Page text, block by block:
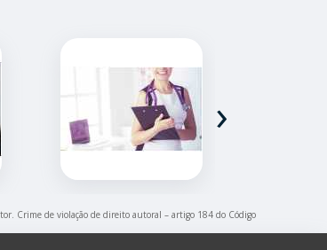
›
Crime de violação de direito autoral – artigo 184 do Código